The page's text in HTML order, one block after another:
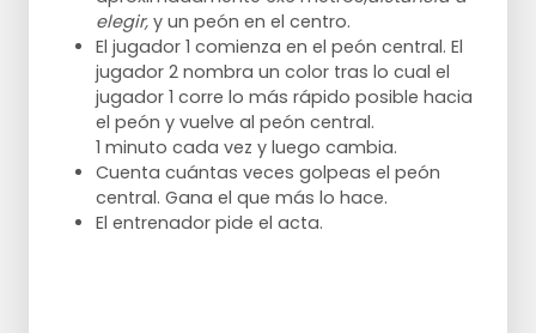
Esto puede hacerse llevando más gorras de un
lado a otro y añadiendo más niños, pero
también dando tareas adicionales. Por ejemplo,
primero coge una gorra por la espalda o por
debajo de las piernas.
Tenga cuidado de no hacer el ejercicio
demasiado largo, es mejor hacerlo de nuevo
después de un descanso de medio minuto.
elegir, y un peón en el centro.
El jugador 1 comienza en el peón central. El
jugador 2 nombra un color tras lo cual el
jugador 1 corre lo más rápido posible hacia
el peón y vuelve al peón central.
1 minuto cada vez y luego cambia.
Cuenta cuántas veces golpeas el peón
central. Gana el que más lo hace.
El entrenador pide el acta.